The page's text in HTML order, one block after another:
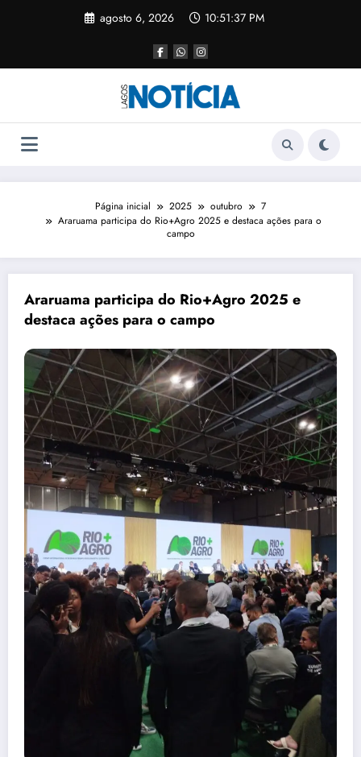
agosto 6, 2026 10:51:38 PM
Página inicial 2025 outubro
7
Araruama participa do Rio+Agro 2025 e destaca ações para o
campo
Araruama participa do Rio+Agro 2025 e
destaca ações para o campo